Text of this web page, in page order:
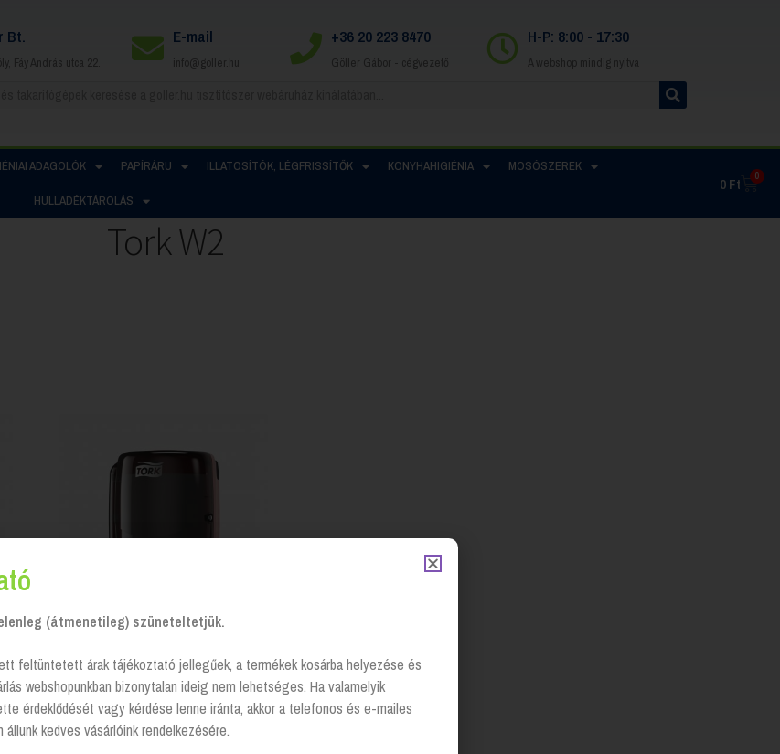
Bt.
Fáy András utca 22.
E-mail
info@goller.hu
+36 20 223 8470
Göller Gábor - cégvezető
H-P: 8:00 - 17:30
A webshop mindig nyitva
ADAGOLÓK PAPÍRÁRU ILLATOSÍTÓK, LÉGFRISSÍTŐK KONYHAHIGIÉNIA MOSÓSZEREK
HULLADÉKTÁROLÁS
0Ft 0
Tork W2
Tekercses belsőmagos Maxi,
fekete (W2) Tork
Login to see prices
(átmenetileg) szüneteltetjük.
feltüntetett árak tájékoztató jellegűek, a termékek kosárba helyezése és
webshopunkban bizonytalan ideig nem lehetséges. Ha valamelyik
érdeklődését vagy kérdése lenne iránta, akkor a telefonos és e-mailes
kedves vásárlóink rendelkezésére.